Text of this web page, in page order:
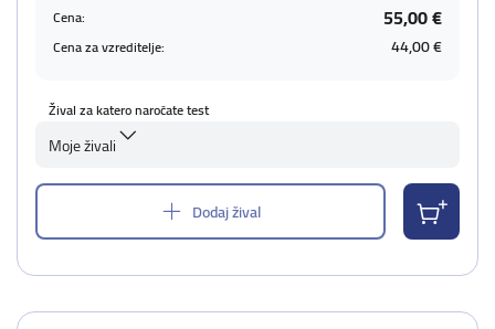
Cena: 55,00 €
Cena za vzreditelje: 44,00 €
Žival za katero naročate test
Moje živali
Dodaj žival